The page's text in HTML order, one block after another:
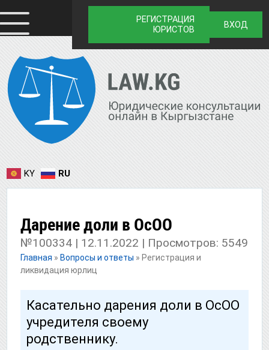
РЕГИСТРАЦИЯ
ЮРИСТОВ
ВХОД
KY RU
Дарение доли в ОсОО
№100334 | 12.11.2022 | Просмотров: 5549
Главная » Вопросы и ответы » Регистрация и
ликвидация юрлиц
Касательно дарения доли в ОсОО
учредителя своему
родственнику.